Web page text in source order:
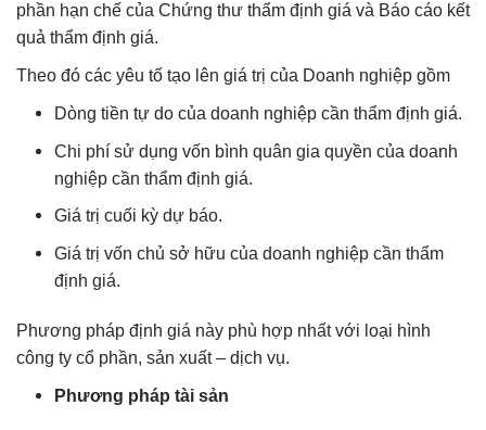
phần hạn chế của Chứng thư thẩm định giá và Báo cáo kết
quả thẩm định giá.
Theo đó các yêu tố tạo lên giá trị của Doanh nghiệp gồm
Dòng tiền tự do của doanh nghiệp cần thẩm định giá.
Chi phí sử dụng vốn bình quân gia quyền của doanh
nghiệp cần thẩm định giá.
Giá trị cuối kỳ dự báo.
Giá trị vốn chủ sở hữu của doanh nghiệp cần thẩm
định giá.
Phương pháp định giá này phù hợp nhất với loại hình
công ty cổ phần, sản xuất – dịch vụ.
Phương pháp tài sản